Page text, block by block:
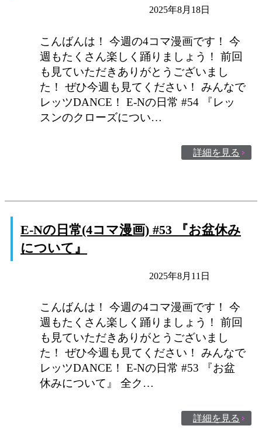
2025年8月18日
こんばんは！ 今週の4コマ漫画です！ 今
週もたくさん楽しく踊りましょう！ 前回
も見ていただきありがとうございまし
た！ ぜひ今週も見てください！ みんなで
レッツDANCE！ E-Nの日常 #54 『レッ
スンのクローズについ…
詳細を見る
E-Nの日常(4コマ漫画) #53 『お盆休み
について』
2025年8月11日
こんばんは！ 今週の4コマ漫画です！ 今
週もたくさん楽しく踊りましょう！ 前回
も見ていただきありがとうございまし
た！ ぜひ今週も見てください！ みんなで
レッツDANCE！ E-Nの日常 #53 『お盆
休みについて』 全ク…
詳細を見る